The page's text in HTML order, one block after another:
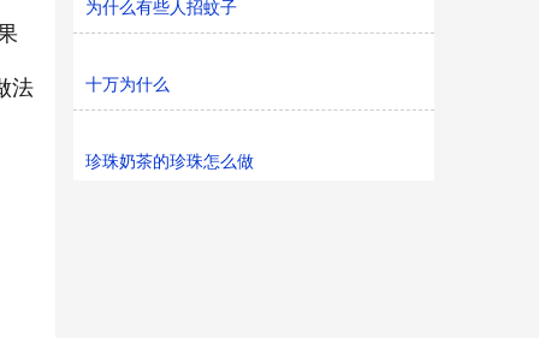
法
为什么有些人招蚊子
十万为什么
珍珠奶茶的珍珠怎么做